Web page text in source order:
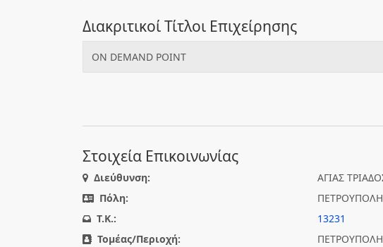
Διακριτικοί Τίτλοι Επιχείρησης
ON DEMAND POINT
Στοιχεία Επικοινωνίας
Διεύθυνση:
ΑΓΙΑΣ
Πόλη:
ΠΕΤΡΟΥΠΟΛΗ
T.K.:
13231
Τομέας/Περιοχή:
ΠΕΤΡΟΥΠΟΛΗ